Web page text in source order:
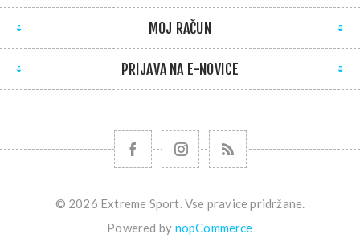
MOJ RAČUN
PRIJAVA NA E-NOVICE
© 2026 Extreme Sport. Vse pravice pridržane.
Powered by nopCommerce